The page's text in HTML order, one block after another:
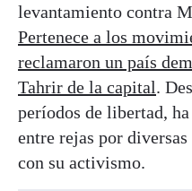
levantamiento contra
Pertenece a los
reclamaron un país
Tahrir de la capital.
períodos de libertad,
entre rejas por
con su activismo.